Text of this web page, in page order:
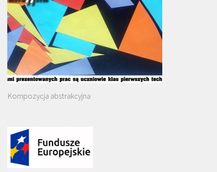
Kompozycja abstrakcyjna